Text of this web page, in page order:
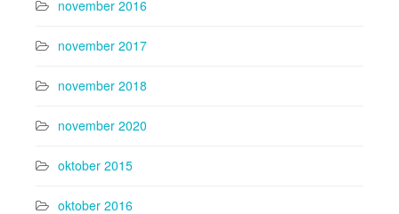
november 2016
november 2017
november 2018
november 2020
oktober 2015
oktober 2016